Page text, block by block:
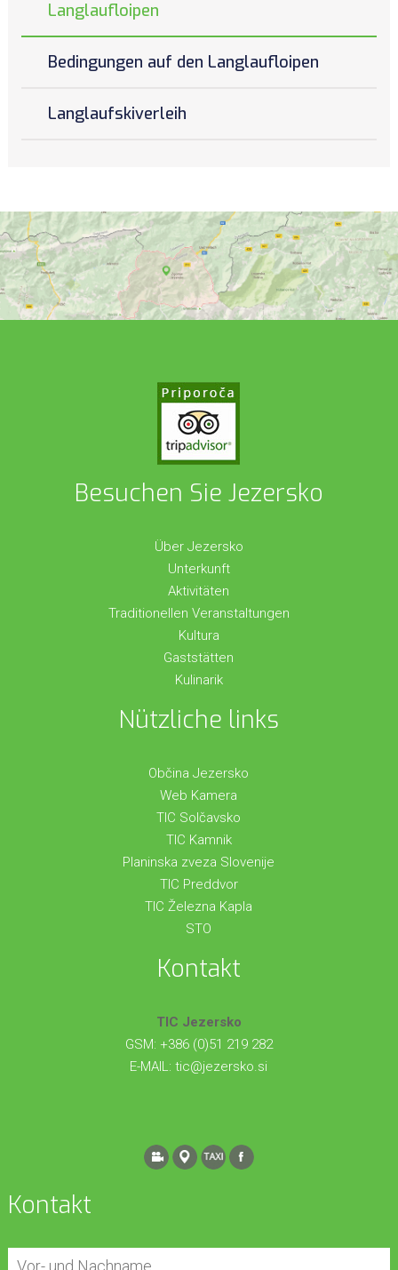
Langlaufloipen
Bedingungen auf den Langlaufloipen
Langlaufskiverleih
Besuchen Sie Jezersko
Über Jezersko
Unterkunft
Aktivitäten
Traditionellen Veranstaltungen
Kultura
Gaststätten
Kulinarik
Nützliche links
Občina Jezersko
Web Kamera
TIC Solčavsko
TIC Kamnik
Planinska zveza Slovenije
TIC Preddvor
TIC Železna Kapla
STO
Kontakt
TIC Jezersko
GSM: +386 (0)51 219 282
E-MAIL:tic@jezersko.si
Kontakt